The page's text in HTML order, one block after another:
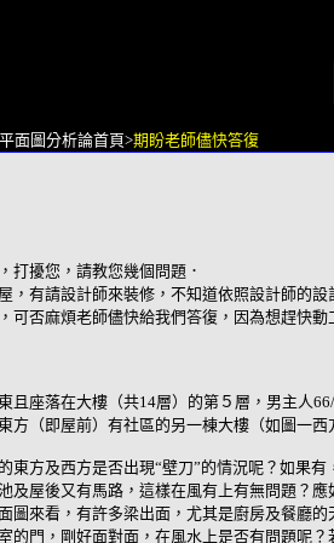
平面圖分析論首頁>期盼老師儘快答復
擾您，請教您幾個問題．
，有請設計師來裝修，不知道依照設計師的
可否麻煩老師儘快給我們答復，因為想趕快動
且座落在大樓（共14層）的第５層，男主人
方（即屋前）有社區的另一棟大樓（如圖一
東方及西方是否出現“壁刀”的情況呢？如果
及屋後又有馬路，這樣在風有上有無問題？應
圖來看，有許多梁出面，尤其是廚房及餐廳
的門，剛好面對面，在風水上是否有問題呢？